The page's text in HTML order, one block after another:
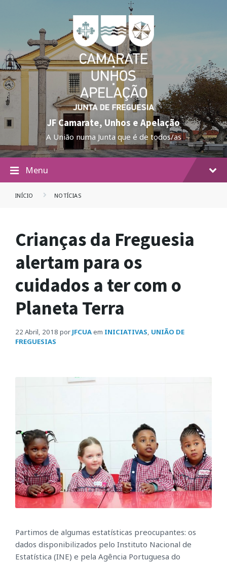
JF Camarate, Unhos e Apelação
A União numa Junta que é de todos/as
Menu
INÍCIO NOTÍCIAS
Crianças da Freguesia
alertam para os
cuidados a ter com o
Planeta Terra
22 Abril, 2018 por JFCUAem INICIATIVAS, UNIÃO DE
FREGUESIAS
Partimos de algumas estatísticas preocupantes: os
dados disponibilizados pelo Instituto Nacional de
Estatística (INE) e pela Agência Portuguesa do